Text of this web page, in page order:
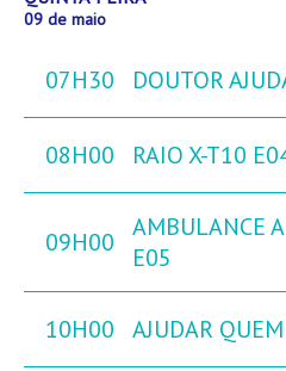
09 de maio
07H30 DOUTOR
08H00 RAIO X-T10
09H00
AMBULANCE
E05
10H00 AJUDAR